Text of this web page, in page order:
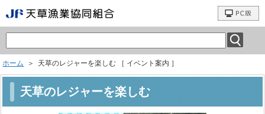
ホーム ＞ 天草のレジャーを楽しむ ［ イベント案内 ］
天草のレジャーを楽しむ